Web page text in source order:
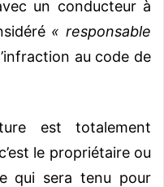
un conducteur à
« responsable
au code de
est totalement
le propriétaire ou
qui sera tenu pour